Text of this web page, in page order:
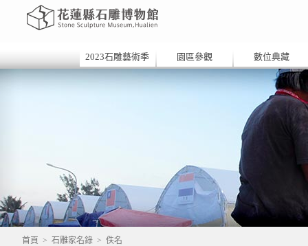
2023石雕藝術季 園區參觀 數位典藏
首頁 > 石雕家名錄 > 佚名